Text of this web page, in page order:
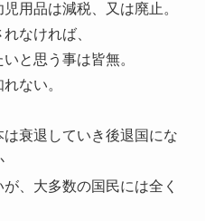
用品は減税、又は廃止。
なければ、
と思う事は皆無。
ない。
衰退していき後退国にな
、大多数の国民には全く